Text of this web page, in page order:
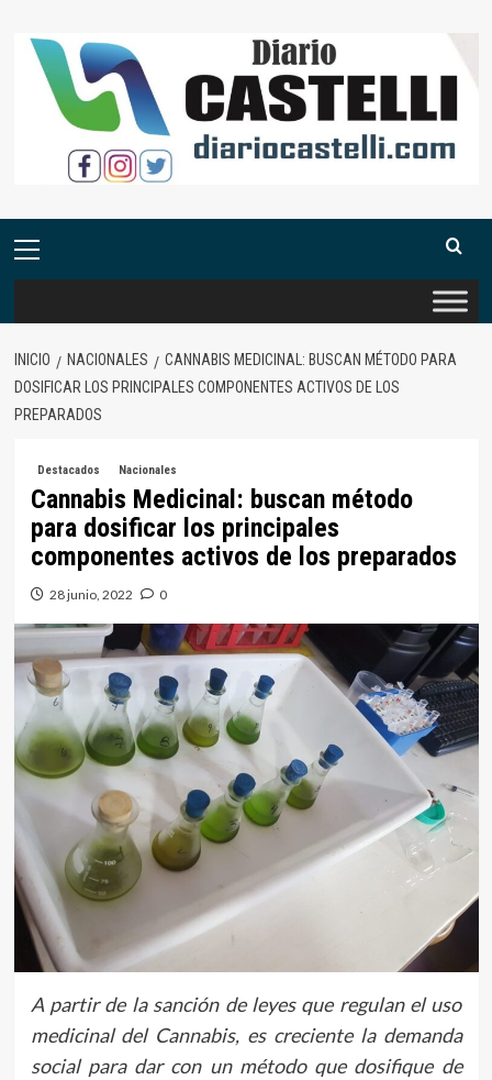
contenido
Menú
INICIO NACIONALES
CANNABIS MEDICINAL: BUSCAN MÉTODO PARA
DOSIFICAR LOS PRINCIPALES COMPONENTES ACTIVOS DE LOS
PREPARADOS
Destacados Nacionales
Cannabis Medicinal: buscan método
para dosificar los principales
componentes activos de los preparados
28 junio, 2022 0
A partir de la sanción de leyes que regulan el uso
medicinal del Cannabis, es creciente la demanda
social para dar con un método que dosifique de